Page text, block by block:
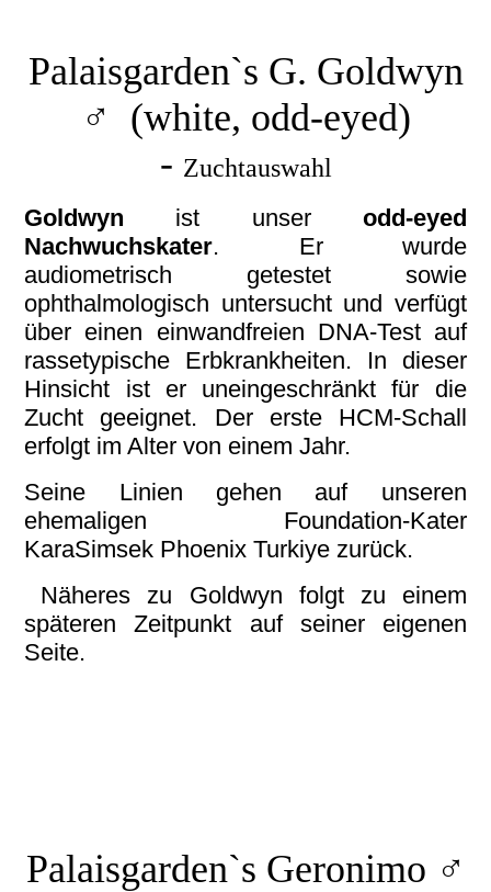
Palaisgarden`s G. Goldwyn
♂ (white, odd-eyed)
- Zuchtauswahl
Goldwyn ist unser odd-eyed
Nachwuchskater. Er wurde
audiometrisch getestet sowie
ophthalmologisch untersucht und verfügt
über einen einwandfreien DNA-Test auf
rassetypische Erbkrankheiten. In dieser
Hinsicht ist er uneingeschränkt für die
Zucht geeignet. Der erste HCM-Schall
erfolgt im Alter von einem Jahr.
Seine Linien gehen auf unseren
ehemaligen Foundation-Kater
KaraSimsek Phoenix Turkiye zurück.
Näheres zu Goldwyn folgt zu einem
späteren Zeitpunkt auf seiner eigenen
Seite.
Palaisgarden`s Geronimo ♂